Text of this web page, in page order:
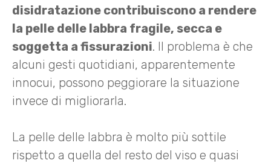
disidratazione contribuiscono a rendere
la pelle delle labbra fragile, secca e
soggetta a fissurazioni. Il problema è che
alcuni gesti quotidiani, apparentemente
innocui, possono peggiorare la situazione
invece di migliorarla.
La pelle delle labbra è molto più sottile
rispetto a quella del resto del viso e quasi